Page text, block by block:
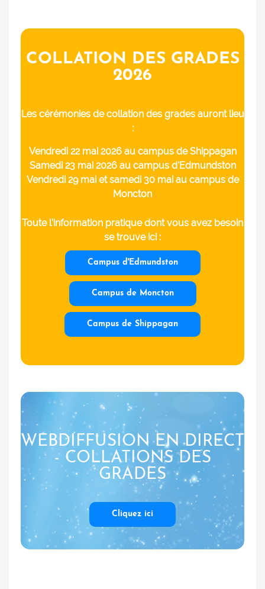
COLLATION DES GRADES
2026
Les cérémonies de collation des grades auront lieu
:
Vendredi 22 mai 2026 au campus de Shippagan
Samedi 23 mai 2026 au campus d'Edmundston
Vendredi 29 mai et samedi 30 mai au campus de
Moncton
Toute l’information pratique dont vous avez besoin
se trouve ici :
Campus d'Edmundston
Campus de Moncton
Campus de Shippagan
WEBDIFFUSION EN DIRECT
- COLLATIONS DES
GRADES
Cliquez ici